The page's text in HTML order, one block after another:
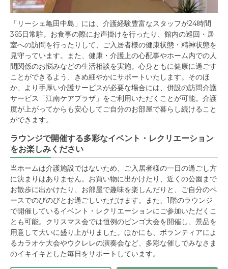
「リーシェ亀田中島」には、介護経験豊富なスタッフが24時間
365日常駐。お食事の際にお声掛けを行ったり、館内の巡回・居
室への訪問を行ったりして、ご入居者様の健康状態・精神状態を
見守っています。また、健康・介護上の心配事やホーム内での人
間関係のお悩みなどの生活相談を実施。心身ともに健康に過ごす
ことができるよう、きめ細やかにサポートいたします。そのほ
か、より手厚い介護サービスが必要な場合には、併設の訪問介護
サービス「江南ケアプラザ」をご利用いただくことが可能。介護
度が上がってからも安心してご自分のお部屋で暮らし続けること
ができます。
ラウンジで開催する多彩なイベント・レクリエーション
をお楽しみください
当ホームは介護施設ではないため、ご入居者様の一日の過ごし方
に決まりはありません。お買い物に出かけたり、近くの公園まで
お散歩に出かけたり、お部屋で趣味を楽しんだりと、ご自分のペ
ースでのびのびとお過ごしいただけます。また、1階のラウンジ
で開催しているイベント・レクリエーションにご参加いただくこ
とも可能。クリスマス会では恒例のビンゴ大会を開催し、景品を
用意して大いに盛り上がりました。ほかにも、ボランティアによ
るカラオケ大会やウクレレの演奏会など、多彩な催しでみなさま
のイキイキとした毎日をサポートしています。